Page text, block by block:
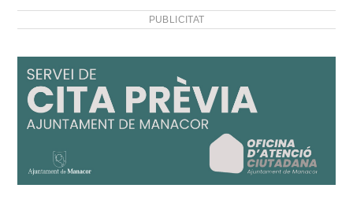
PUBLICITAT